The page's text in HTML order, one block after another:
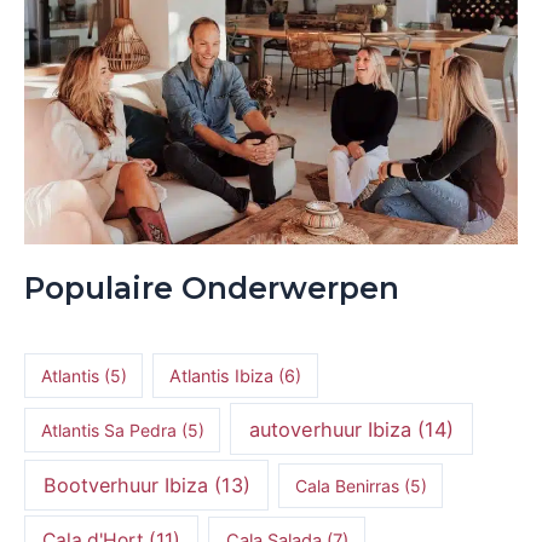
Populaire Onderwerpen
Atlantis(5) Atlantis Ibiza (6)
Atlantis Sa Pedra (5) autoverhuur Ibiza (14)
Bootverhuur Ibiza (13) Cala Benirras(5)